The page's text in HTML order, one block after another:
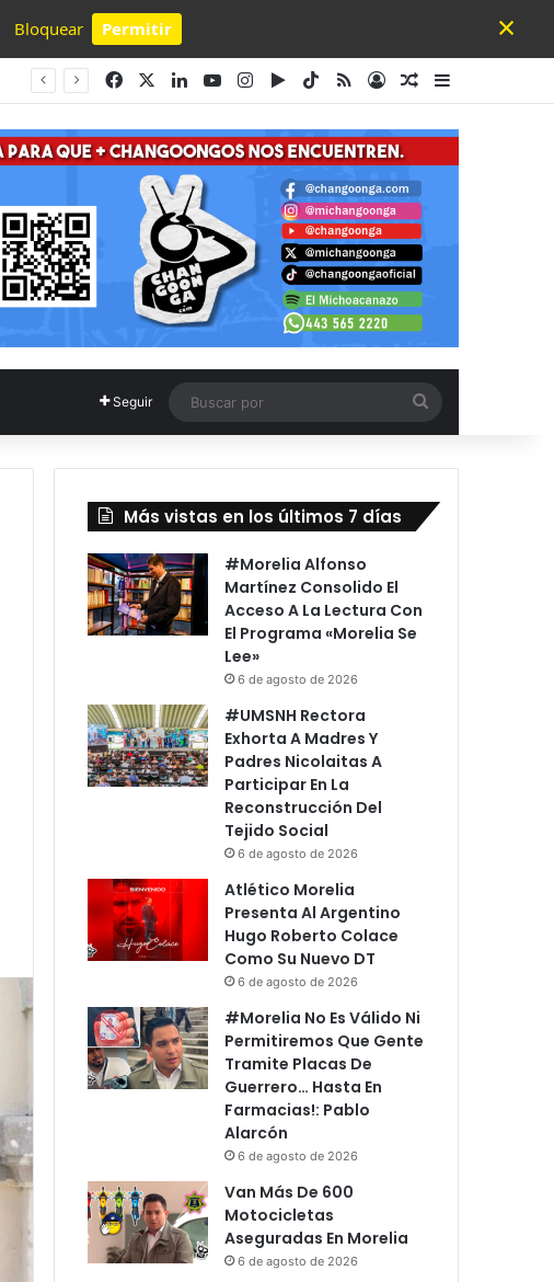
Bloquear Permitir
Powered by SendPulse
×
FacebookLinkedInYouTubeInstagram
Google Play
TikTok
RSS AccesoPublicación al
Seguir
por
Más vistas en los últimos 7 días
#Morelia Alfonso
Martínez Consolido El
Acceso A La Lectura Con
El Programa «Morelia Se
Lee»
6 de agosto de 2026
#UMSNH Rectora
Exhorta A Madres Y
Padres Nicolaitas A
Participar En La
Reconstrucción Del
Tejido Social
6 de agosto de 2026
Atlético Morelia
Presenta Al Argentino
Hugo Roberto Colace
Como Su Nuevo DT
6 de agosto de 2026
#Morelia No Es Válido Ni
Permitiremos Que Gente
Tramite Placas De
Guerrero… Hasta En
Farmacias!: Pablo
Alarcón
6 de agosto de 2026
Van Más De 600
Motocicletas
Aseguradas En Morelia
6 de agosto de 2026